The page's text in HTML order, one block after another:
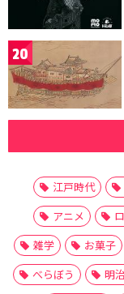
20
江戸時代
アニメ
雑学
お菓子
べらぼう
明